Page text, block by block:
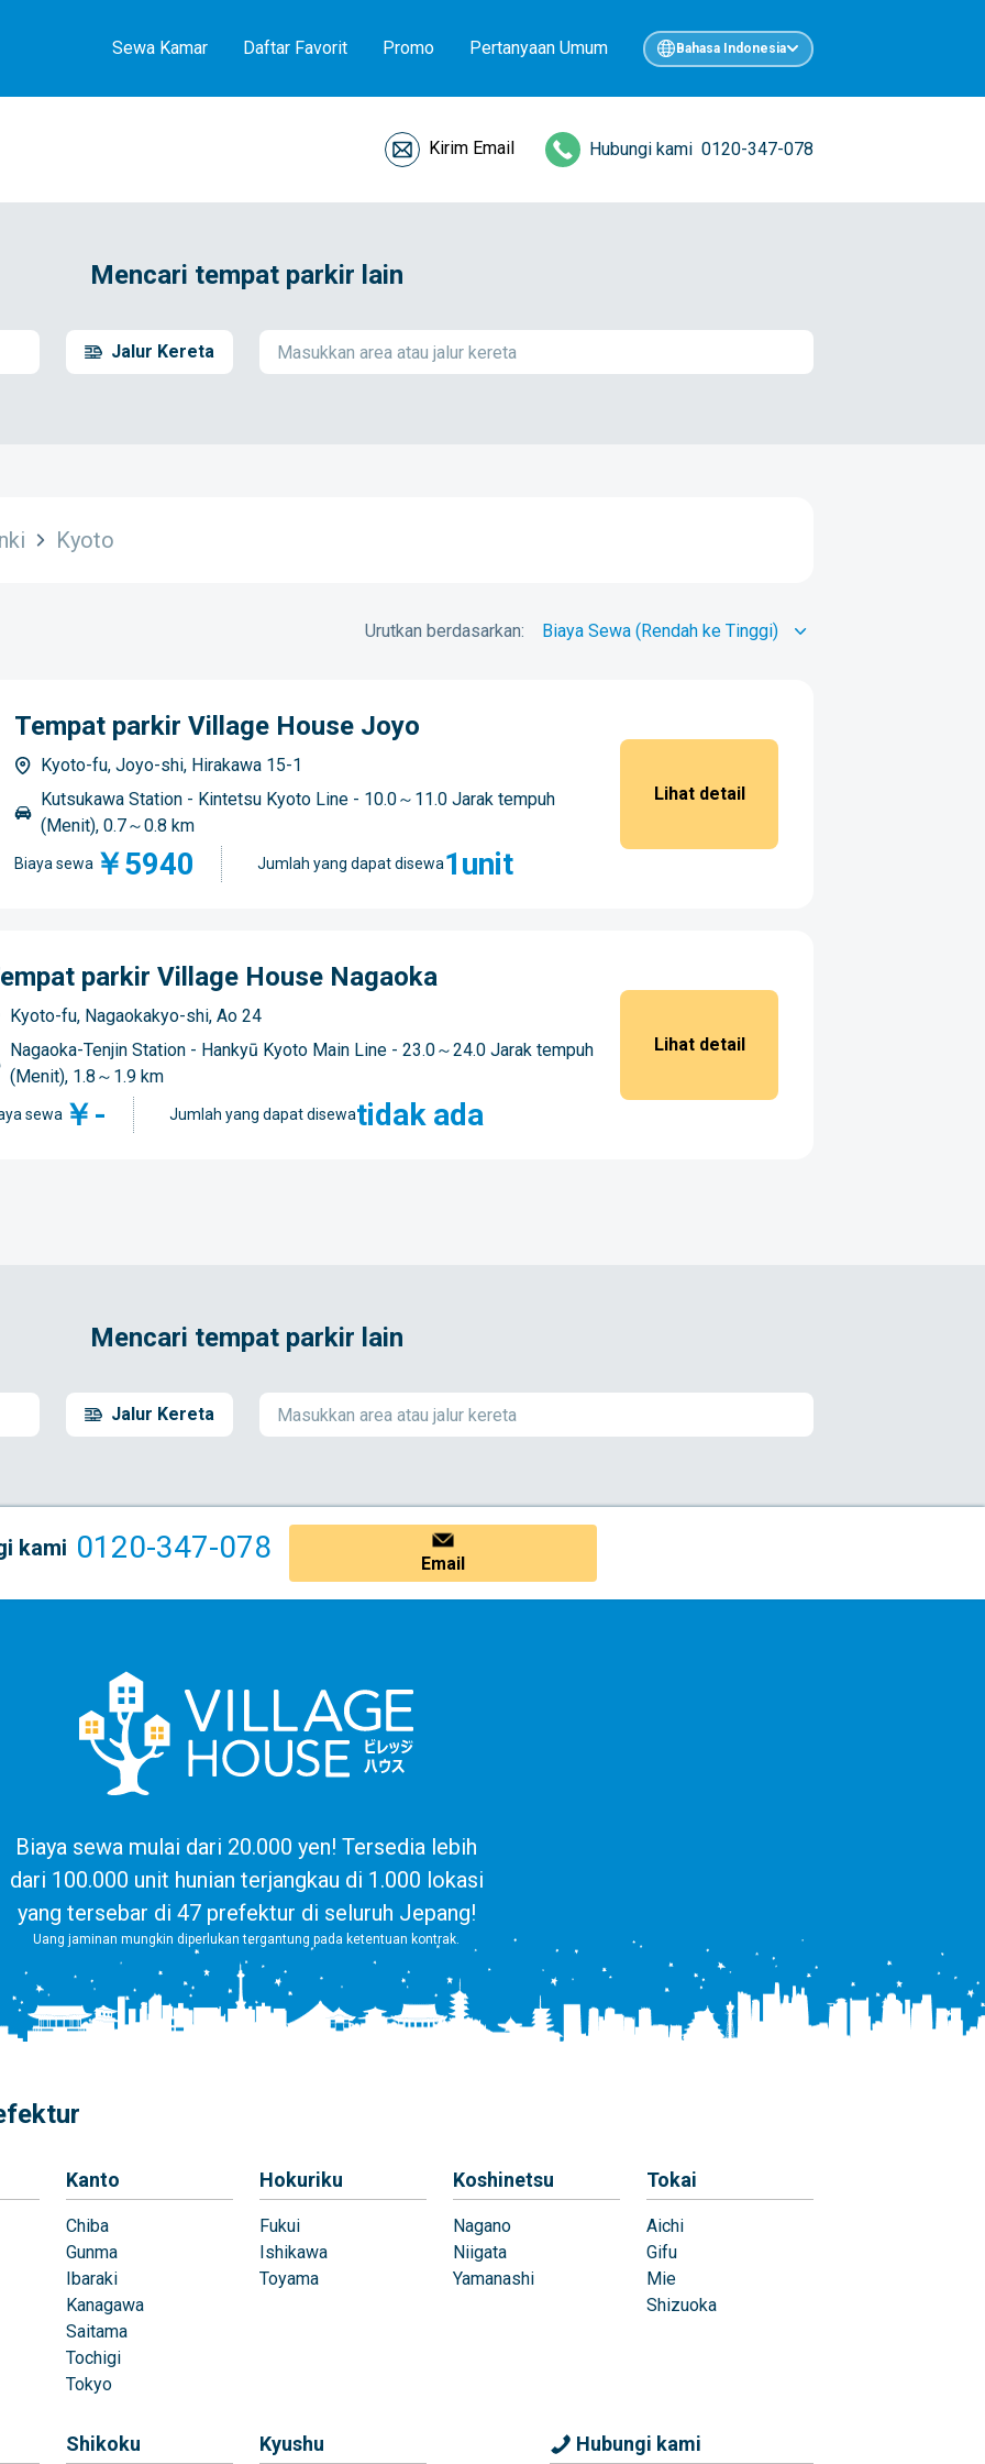
Sewa Kamar Daftar Favorit Promo Pertanyaan Umum Bahasa Indonesia
Kirim Email Hubungi kami 0120-347-078
Mencari tempat parkir lain
Jalur Kereta
Kyoto
Urutkan berdasarkan:
Tempat parkir Village House Joyo
Kyoto-fu, Joyo-shi, Hirakawa 15-1
Kutsukawa Station - Kintetsu Kyoto Line - 10.0～11.0 Jarak tempuh
(Menit), 0.7～0.8 km
Biaya sewa￥5940 Jumlah yang dapat disewa1unit
Lihat detail
parkir Village House Nagaoka
Kyoto-fu, Nagaokakyo-shi, Ao 24
Nagaoka-Tenjin Station - Hankyū Kyoto Main Line - 23.0～24.0 Jarak tempuh
(Menit), 1.8～1.9 km
sewa￥- Jumlah yang dapat disewatidak ada
Lihat detail
Mencari tempat parkir lain
Jalur Kereta
kami 0120-347-078 Email
Biaya sewa mulai dari 20.000 yen! Tersedia lebih
dari 100.000 unit hunian terjangkau di 1.000 lokasi
yang tersebar di 47 prefektur di seluruh Jepang!
Uang jaminan mungkin diperlukan tergantung pada ketentuan kontrak.
Kanto
Chiba
Gunma
Ibaraki
Kanagawa
Saitama
Tochigi
Tokyo
Hokuriku
Fukui
Ishikawa
Toyama
Koshinetsu
Nagano
Niigata
Yamanashi
Tokai
Aichi
Gifu
Mie
Shizuoka
Shikoku Kyushu Hubungi kami